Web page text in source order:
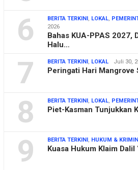
6 BERITA TERKINI, LOKAL,
2026
Bahas KUA-PPAS 2027,
Halu…
7 BERITA TERKINI, LOKAL Juli 30,
Peringati Hari Mangrove
8 BERITA TERKINI, LOKAL,
Piet-Kasman Tunjukkan
9 BERITA TERKINI, HUKUM &
Kuasa Hukum Klaim Dalil